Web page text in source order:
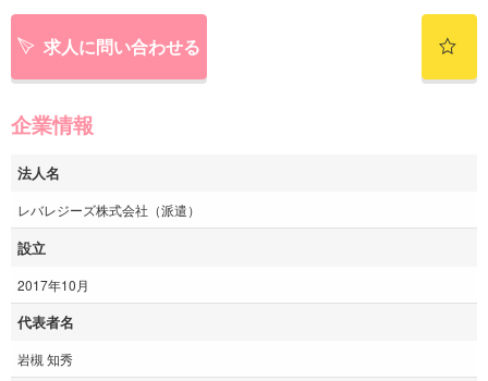
求人に問い合わせる
企業情報
法人名
レバレジーズ株式会社（派遣）
設立
2017年10月
代表者名
岩槻 知秀